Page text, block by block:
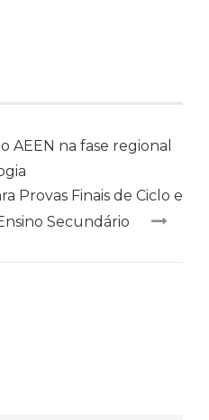
AEEN na fase regional
Provas Finais de Ciclo e
Secundário